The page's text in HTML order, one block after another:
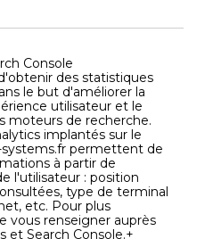
Console
des statistiques
le but d'améliorer la
utilisateur et le
moteurs de recherche.
implantés sur le
permettent de
à partir de
l'utilisateur : position
type de terminal
etc. Pour plus
vous renseigner auprès
et Search Console.+